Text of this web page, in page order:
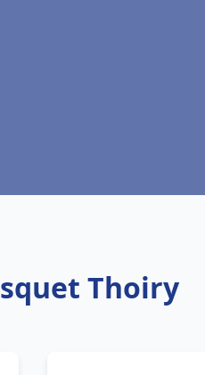
Thoiry